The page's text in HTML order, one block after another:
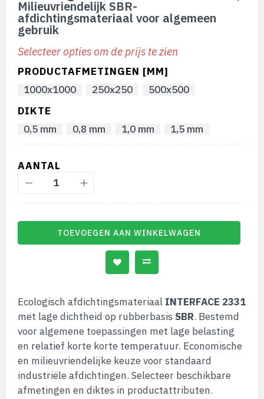
begin
gallerij
Milieuvriendelijk SBR-
afdichtingsmateriaal voor algemeen
gebruik
Selecteer opties om de prijs te zien
PRODUCTAFMETINGEN [MM]
1000x1000
250x250
500x500
DIKTE
0,5 mm
0,8 mm 1,0 mm 1,5 mm
AANTAL
TOEVOEGEN AAN WINKELWAGEN
Ecologisch afdichtingsmateriaal INTERFACE 2331
met lage dichtheid op rubberbasis SBR. Bestemd
voor algemene toepassingen met lage belasting
en relatief korte korte temperatuur. Economische
en milieuvriendelijke keuze voor standaard
industriële afdichtingen. Selecteer beschikbare
afmetingen en diktes in productattributen.